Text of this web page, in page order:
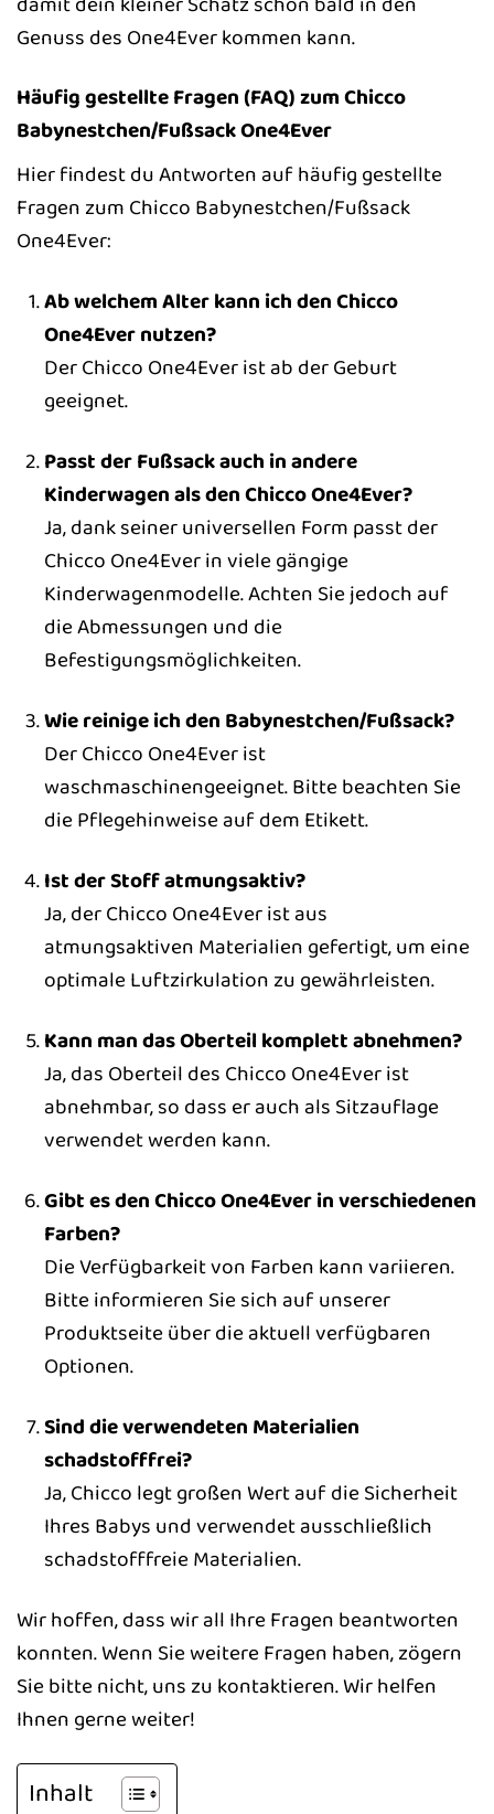
Genuss des One4Ever kommen kann.
Häufig gestellte Fragen (FAQ) zum Chicco
Babynestchen/Fußsack One4Ever
Hier findest du Antworten auf häufig gestellte
Fragen zum Chicco Babynestchen/Fußsack
One4Ever:
Ab welchem Alter kann ich den Chicco
One4Ever nutzen?
Der Chicco One4Ever ist ab der Geburt
geeignet.
Passt der Fußsack auch in andere
Kinderwagen als den Chicco One4Ever?
Ja, dank seiner universellen Form passt der
Chicco One4Ever in viele gängige
Kinderwagenmodelle. Achten Sie jedoch auf
die Abmessungen und die
Befestigungsmöglichkeiten.
Wie reinige ich den Babynestchen/Fußsack?
Der Chicco One4Ever ist
waschmaschinengeeignet. Bitte beachten Sie
die Pflegehinweise auf dem Etikett.
Ist der Stoff atmungsaktiv?
Ja, der Chicco One4Ever ist aus
atmungsaktiven Materialien gefertigt, um eine
optimale Luftzirkulation zu gewährleisten.
Kann man das Oberteil komplett abnehmen?
Ja, das Oberteil des Chicco One4Ever ist
abnehmbar, so dass er auch als Sitzauflage
verwendet werden kann.
Gibt es den Chicco One4Ever in verschiedenen
Farben?
Die Verfügbarkeit von Farben kann variieren.
Bitte informieren Sie sich auf unserer
Produktseite über die aktuell verfügbaren
Optionen.
Sind die verwendeten Materialien
schadstofffrei?
Ja, Chicco legt großen Wert auf die Sicherheit
Ihres Babys und verwendet ausschließlich
schadstofffreie Materialien.
Wir hoffen, dass wir all Ihre Fragen beantworten
konnten. Wenn Sie weitere Fragen haben, zögern
Sie bitte nicht, uns zu kontaktieren. Wir helfen
Ihnen gerne weiter!
Inhalt